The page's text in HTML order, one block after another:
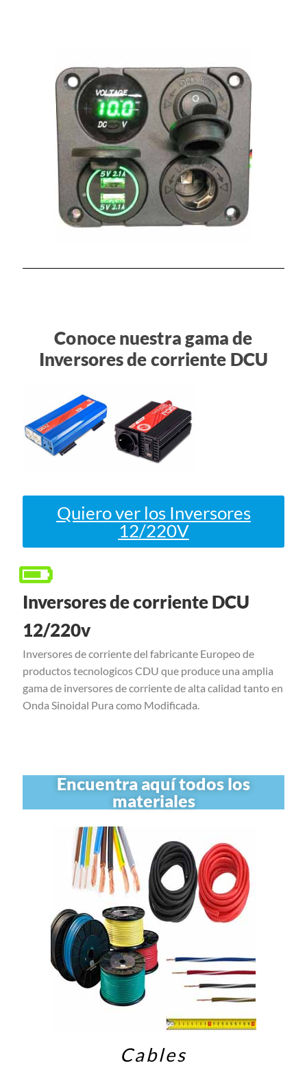
Conoce nuestra gama de
Inversores de corriente DCU
Quiero ver los Inversores
12/220V
Inversores de corriente DCU
12/220v
Inversores de corriente del fabricante Europeo de
productos tecnologicos CDU que produce una amplia
gama de inversores de corriente de alta calidad tanto en
Onda Sinoidal Pura como Modificada.
Encuentra aquí todos los
materiales
Cables